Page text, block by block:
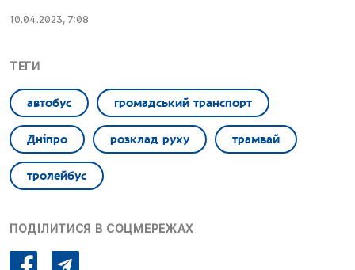
10.04.2023, 7:08
ТЕГИ
автобус громадський транспорт
Дніпро розклад руху трамвай
тролейбус
ПОДІЛИТИСЯ В СОЦМЕРЕЖАХ